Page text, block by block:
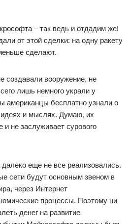
– так ведь и отдадим же!
от этой сделки: на одну ракету
сделают.
создавали вооружение, не
лишь немного украли у
американцы бесплатно узнали о
и мыслях. Думаю, их
и не заслуживает сурового
еще не все реализовались.
сети будут основным звеном в
через Интернет
процессы. Поэтому ни
денег на развитие